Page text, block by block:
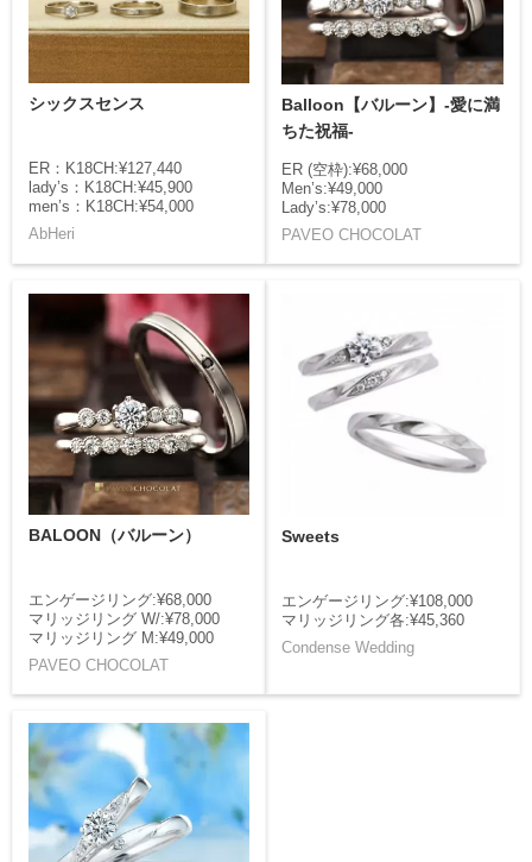
シックスセンス
ER：K18CH:¥127,440
lady’s：K18CH:¥45,900
men’s：K18CH:¥54,000
AbHeri
Balloon【バルーン】-愛に満
ちた祝福-
ER (空枠):¥68,000
Men’s:¥49,000
Lady’s:¥78,000
PAVEO CHOCOLAT
BALOON（バルーン）
エンゲージリング:¥68,000
マリッジリング W/:¥78,000
マリッジリング M:¥49,000
PAVEO CHOCOLAT
Sweets
エンゲージリング:¥108,000
マリッジリング各:¥45,360
Condense Wedding